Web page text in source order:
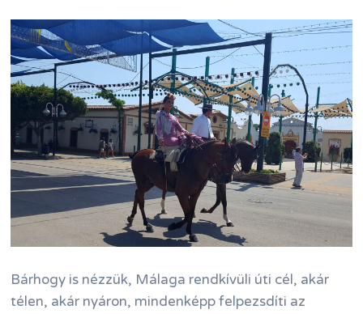
Bárhogy is nézzük, Málaga rendkívüli úti cél, akár
télen, akár nyáron, mindenképp felpezsdíti az